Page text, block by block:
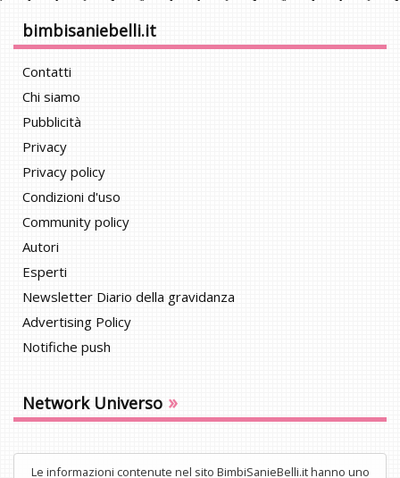
bimbisaniebelli.it
Contatti
Chi siamo
Pubblicità
Privacy
Privacy policy
Condizioni d'uso
Community policy
Autori
Esperti
Newsletter Diario della gravidanza
Advertising Policy
Notifiche push
Network Universo »
Le informazioni contenute nel sito BimbiSanieBelli.it hanno uno